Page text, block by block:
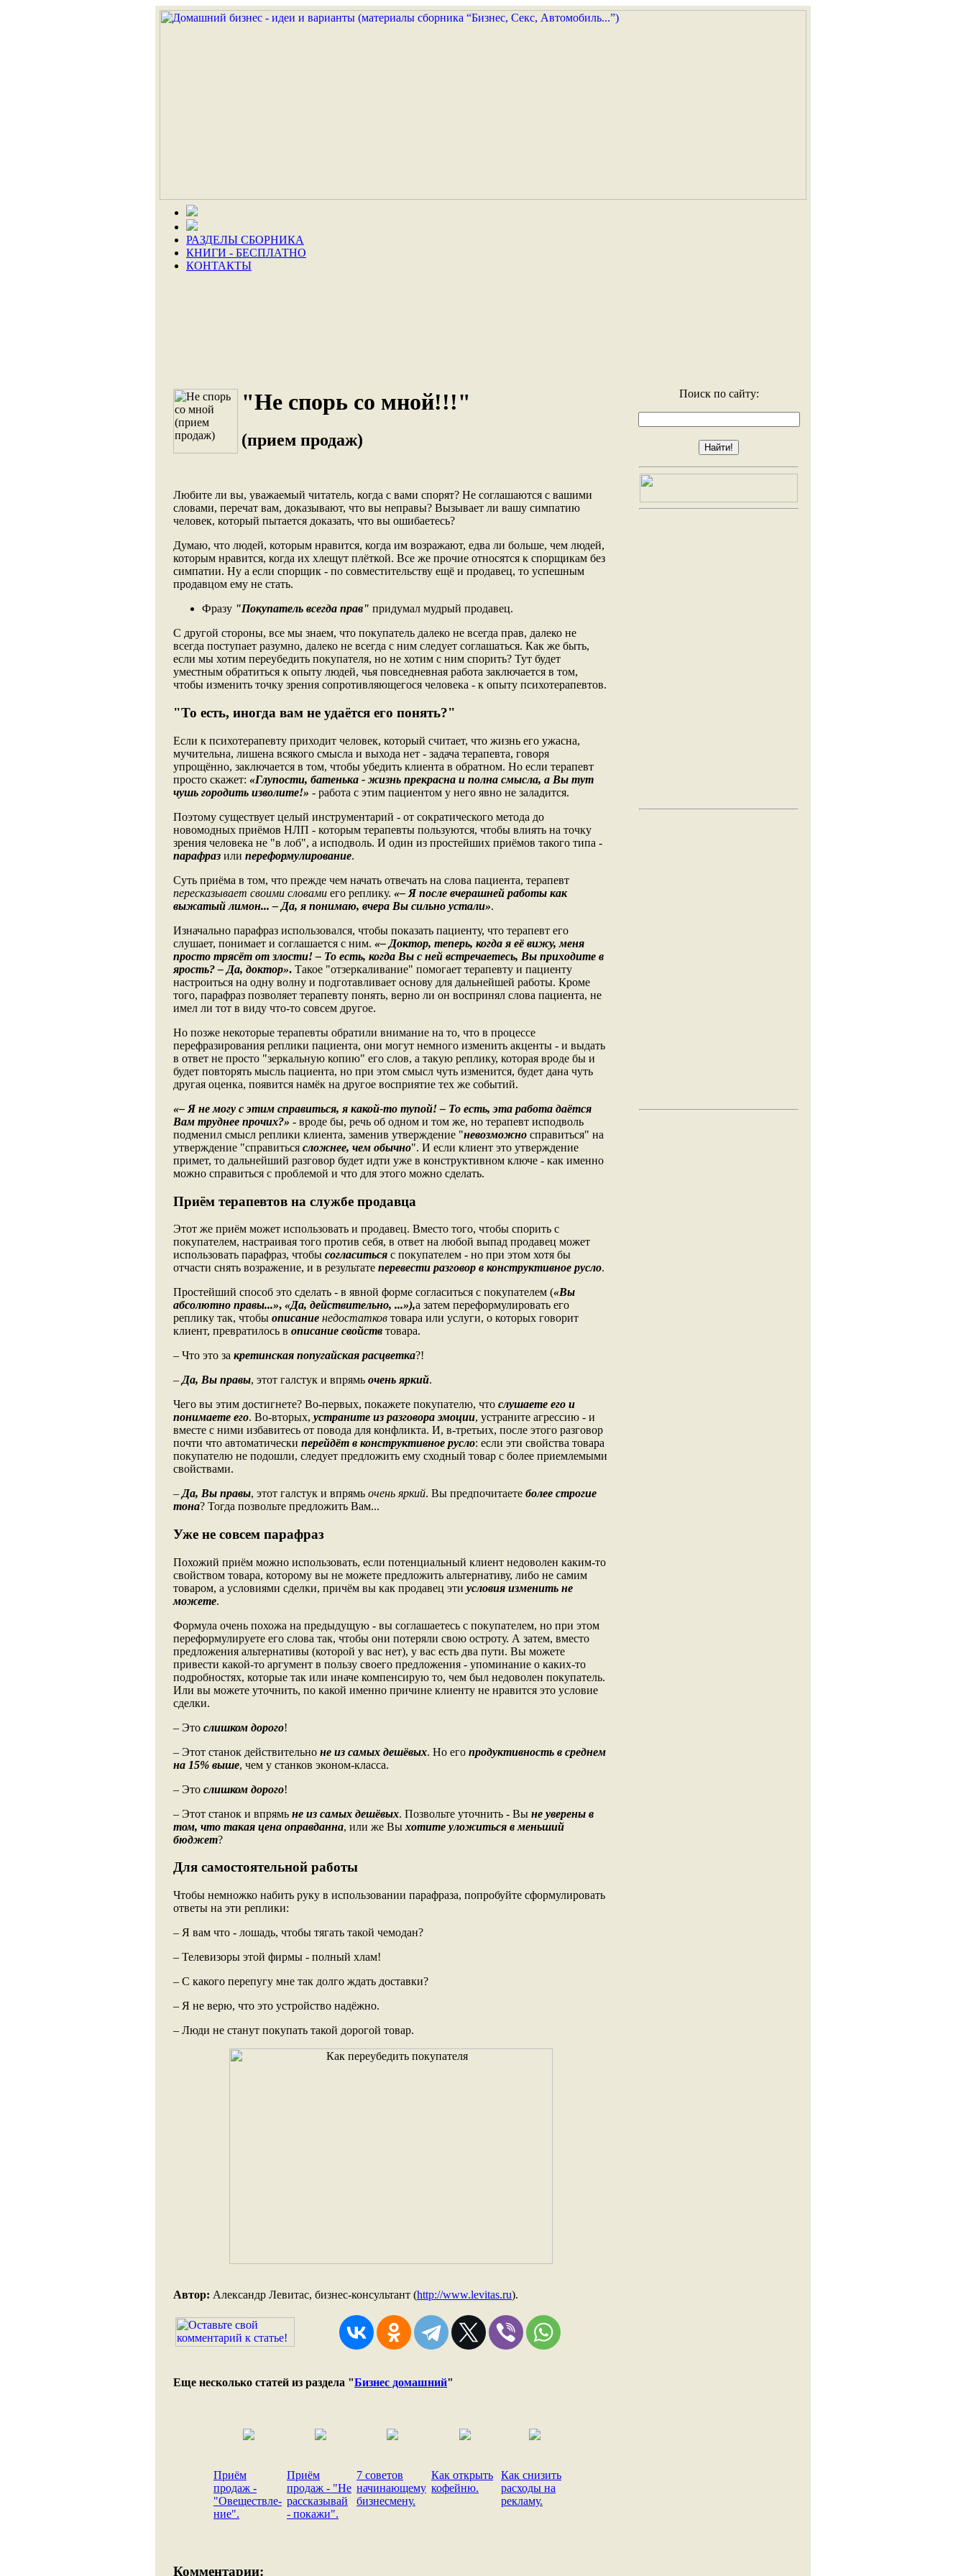
РАЗДЕЛЫ СБОРНИКА
КНИГИ - БЕСПЛАТНО
КОНТАКТЫ
"Не спорь со мной!!!"
(прием продаж)
Любите ли вы, уважаемый читатель, когда с вами спорят? Не соглашаются с вашими
словами, перечат вам, доказывают, что вы неправы? Вызывает ли вашу симпатию
человек, который пытается доказать, что вы ошибаетесь?
Думаю, что людей, которым нравится, когда им возражают, едва ли больше, чем людей,
которым нравится, когда их хлещут плёткой. Все же прочие относятся к спорщикам без
симпатии. Ну а если спорщик - по совместительству ещё и продавец, то успешным
продавцом ему не стать.
Фразу "Покупатель всегда прав" придумал мудрый продавец.
С другой стороны, все мы знаем, что покупатель далеко не всегда прав, далеко не
всегда поступает разумно, далеко не всегда с ним следует соглашаться. Как же быть,
если мы хотим переубедить покупателя, но не хотим с ним спорить? Тут будет
уместным обратиться к опыту людей, чья повседневная работа заключается в том,
чтобы изменить точку зрения сопротивляющегося человека - к опыту психотерапевтов.
"То есть, иногда вам не удаётся его понять?"
Если к психотерапевту приходит человек, который считает, что жизнь его ужасна,
мучительна, лишена всякого смысла и выхода нет - задача терапевта, говоря
упрощённо, заключается в том, чтобы убедить клиента в обратном. Но если терапевт
просто скажет: «Глупости, батенька - жизнь прекрасна и полна смысла, а Вы тут
чушь городить изволите!» - работа с этим пациентом у него явно не заладится.
Поэтому существует целый инструментарий - от сократического метода до
новомодных приёмов НЛП - которым терапевты пользуются, чтобы влиять на точку
зрения человека не "в лоб", а исподволь. И один из простейших приёмов такого типа -
парафраз или переформулирование.
Суть приёма в том, что прежде чем начать отвечать на слова пациента, терапевт
пересказывает своими словами его реплику. «– Я после вчерашней работы как
выжатый лимон... – Да, я понимаю, вчера Вы сильно устали».
Изначально парафраз использовался, чтобы показать пациенту, что терапевт его
слушает, понимает и соглашается с ним. «– Доктор, теперь, когда я её вижу, меня
просто трясёт от злости! – То есть, когда Вы с ней встречаетесь, Вы приходите в
ярость? – Да, доктор». Такое "отзеркаливание" помогает терапевту и пациенту
настроиться на одну волну и подготавливает основу для дальнейшей работы. Кроме
того, парафраз позволяет терапевту понять, верно ли он воспринял слова пациента, не
имел ли тот в виду что-то совсем другое.
Но позже некоторые терапевты обратили внимание на то, что в процессе
перефразирования реплики пациента, они могут немного изменить акценты - и выдать
в ответ не просто "зеркальную копию" его слов, а такую реплику, которая вроде бы и
будет повторять мысль пациента, но при этом смысл чуть изменится, будет дана чуть
другая оценка, появится намёк на другое восприятие тех же событий.
«– Я не могу с этим справиться, я какой-то тупой! – То есть, эта работа даётся
Вам труднее прочих?» - вроде бы, речь об одном и том же, но терапевт исподволь
подменил смысл реплики клиента, заменив утверждение "невозможно справиться" на
утверждение "справиться сложнее, чем обычно". И если клиент это утверждение
примет, то дальнейший разговор будет идти уже в конструктивном ключе - как именно
можно справиться с проблемой и что для этого можно сделать.
Приём терапевтов на службе продавца
Этот же приём может использовать и продавец. Вместо того, чтобы спорить с
покупателем, настраивая того против себя, в ответ на любой выпад продавец может
использовать парафраз, чтобы согласиться с покупателем - но при этом хотя бы
отчасти снять возражение, и в результате перевести разговор в конструктивное русло.
Простейший способ это сделать - в явной форме согласиться с покупателем («Вы
абсолютно правы...», «Да, действительно, ...»),а затем переформулировать его
реплику так, чтобы описание недостатков товара или услуги, о которых говорит
клиент, превратилось в описание свойств товара.
– Что это за кретинская попугайская расцветка?!
– Да, Вы правы, этот галстук и впрямь очень яркий.
Чего вы этим достигнете? Во-первых, покажете покупателю, что слушаете его и
понимаете его. Во-вторых, устраните из разговора эмоции, устраните агрессию - и
вместе с ними избавитесь от повода для конфликта. И, в-третьих, после этого разговор
почти что автоматически перейдёт в конструктивное русло: если эти свойства товара
покупателю не подошли, следует предложить ему сходный товар с более приемлемыми
свойствами.
– Да, Вы правы, этот галстук и впрямь очень яркий. Вы предпочитаете более строгие
тона? Тогда позвольте предложить Вам...
Уже не совсем парафраз
Похожий приём можно использовать, если потенциальный клиент недоволен каким-то
свойством товара, которому вы не можете предложить альтернативу, либо не самим
товаром, а условиями сделки, причём вы как продавец эти условия изменить не
можете.
Формула очень похожа на предыдущую - вы соглашаетесь с покупателем, но при этом
переформулируете его слова так, чтобы они потеряли свою остроту. А затем, вместо
предложения альтернативы (которой у вас нет), у вас есть два пути. Вы можете
привести какой-то аргумент в пользу своего предложения - упоминание о каких-то
подробностях, которые так или иначе компенсирую то, чем был недоволен покупатель.
Или вы можете уточнить, по какой именно причине клиенту не нравится это условие
сделки.
– Это слишком дорого!
– Этот станок действительно не из самых дешёвых. Но его продуктивность в среднем
на 15% выше, чем у станков эконом-класса.
– Это слишком дорого!
– Этот станок и впрямь не из самых дешёвых. Позвольте уточнить - Вы не уверены в
том, что такая цена оправданна, или же Вы хотите уложиться в меньший
бюджет?
Для самостоятельной работы
Чтобы немножко набить руку в использовании парафраза, попробуйте сформулировать
ответы на эти реплики:
– Я вам что - лошадь, чтобы тягать такой чемодан?
– Телевизоры этой фирмы - полный хлам!
– С какого перепугу мне так долго ждать доставки?
– Я не верю, что это устройство надёжно.
– Люди не станут покупать такой дорогой товар.
Автор: Александр Левитас, бизнес-консультант (http://www.levitas.ru).
Еще несколько статей из раздела "Бизнес домашний"
Приём
продаж -
"Овеществле-
ние".
Приём
продаж - "Не
рассказывай
- покажи".
7 советов
начинающему
бизнесмену.
Как открыть
кофейню.
Как снизить
расходы на
рекламу.
Комментарии:
Поиск по сайту: